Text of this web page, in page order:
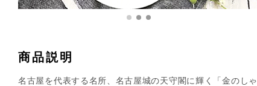
商品説明
名古屋を代表する名所、名古屋城の天守閣に輝く「金のしゃ